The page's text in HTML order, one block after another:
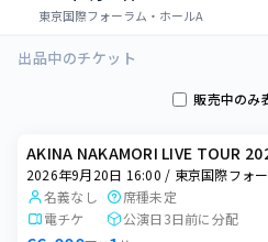
東京国際フォーラム・ホールA
出品中のチケット
販売中のみ
AKINA NAKAMORI LIVE TOUR
2026年9月20日 16:00 / 東京国際フォ
名義なし
席種未定
電チケ
公演日3日前に分配